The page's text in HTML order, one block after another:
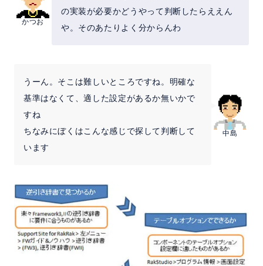
かつお
の実装が必要かどうやって判断したらええん
や。そのあたりよく分からんわ
中島
うーん。そこは難しいところですね。明確な
基準はなくて、適した設定があるか無いかで
すね
ちなみにぼくはこんな感じで探して判断して
います